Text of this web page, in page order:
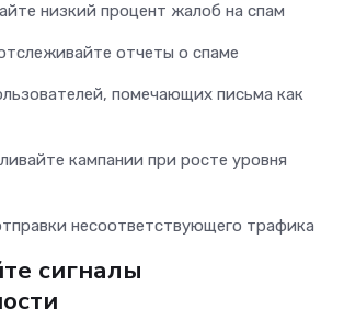
низкий процент жалоб на спам
отчеты о спаме
помечающих письма как
кампании при росте уровня
несоответствующего трафика
сигналы